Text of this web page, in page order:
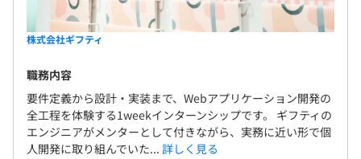
また、プラットフォームの継続的なスケールと強化のため
に、SREの立ち上げ、認証・データ基盤の構築、プロダク
トセキュリティといった基盤領域への投資を強化。加え
て、生成AIを活用したオペレーション効率化や、データア
セットを起点とした新たな価値創出など、AIを軸にした取
り組みも積極的に推進しています。
さらに、自社プロダクト開発をメインとしつつも、特定の
株式会社ギフティ
職務内容
要件定義から設計・実装まで、Webアプリケーション開発の
全工程を体験する1weekインターンシップです。 ギフティの
エンジニアがメンターとして付きながら、実務に近い形で個
人開発に取り組んでいた... 詳しく見る